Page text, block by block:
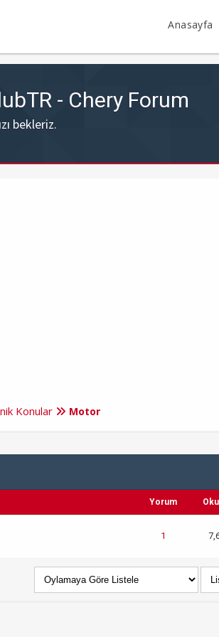
Anasayfa
- Chery Forum
bekleriz.
Konular Motor
Yorum
1